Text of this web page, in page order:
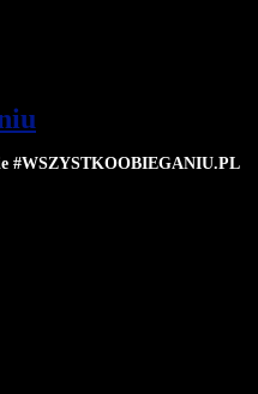
#WSZYSTKOOBIEGANIU.PL